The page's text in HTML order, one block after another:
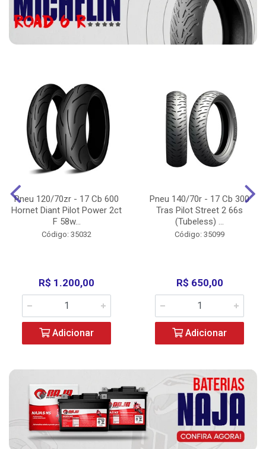
Pneu 120/70zr - 17 Cb 600
Hornet Diant Pilot Power 2ct
F 58w...
Código: 35032
R$ 1.200,00
Adicionar
Pneu 140/70r - 17 Cb 300
Tras Pilot Street 2 66s
(Tubeless) ...
Código: 35099
R$ 650,00
Adicionar